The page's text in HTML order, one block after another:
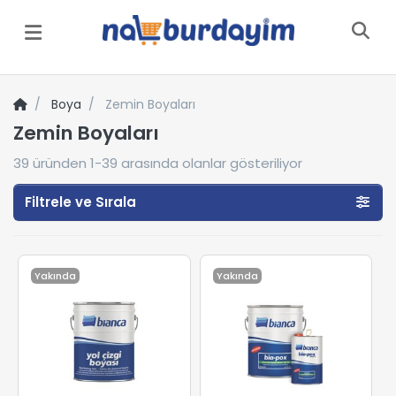
Menü
Boya Zemin Boyaları
Zemin Boyaları
39 üründen 1-39 arasında olanlar gösteriliyor
Filtrele ve Sırala
Yakında Yakında